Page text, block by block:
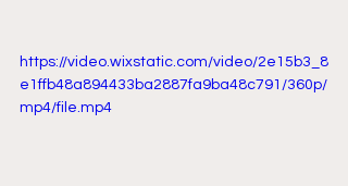
https://video.wixstatic.com/video/2e15b3_8
e1ffb48a894433ba2887fa9ba48c791/360p/
mp4/file.mp4